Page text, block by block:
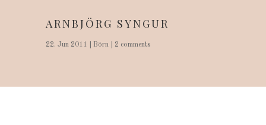
ARNBJÖRG SYNGUR
22. Jun 2011 Börn| 2 comments